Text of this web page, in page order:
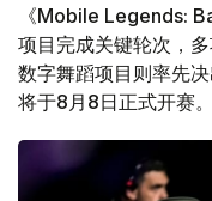
《Mobile Legends:
项目完成关键轮次，
数字舞蹈项目则率先
将于8月8日正式开赛。